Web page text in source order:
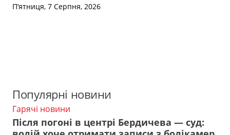
П’ятниця, 7 Серпня, 2026
Популярні новини
Гарячі новини
Після погоні в центрі Бердичева — суд: